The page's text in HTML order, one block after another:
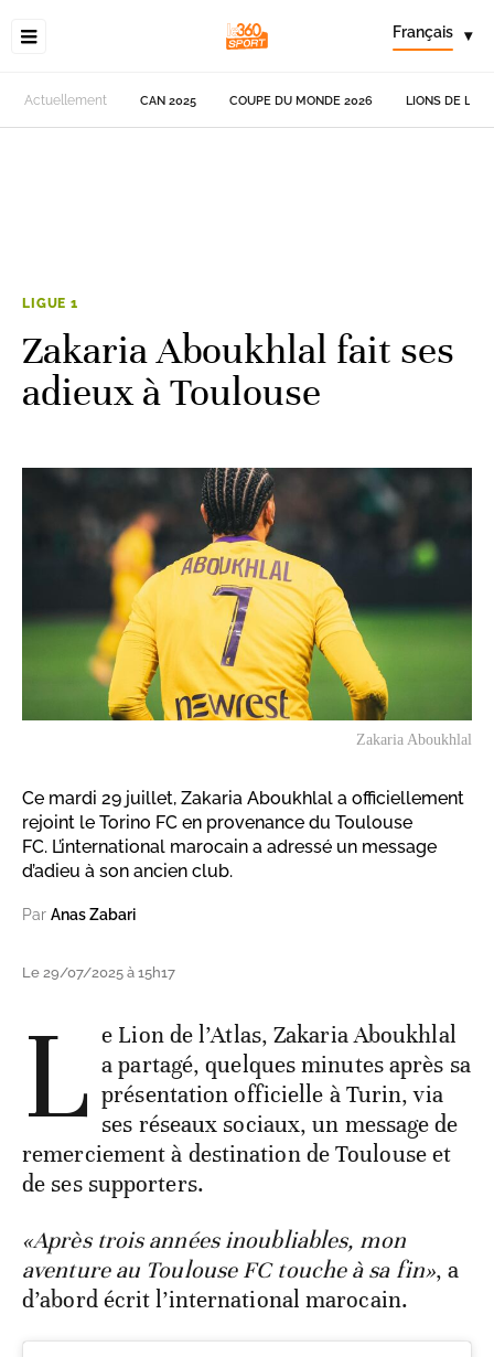
Français ▾
Actuellement CAN 2025 COUPE DU MONDE 2026 LIONS DE
LIGUE 1
Zakaria Aboukhlal fait ses
adieux à Toulouse
Zakaria Aboukhlal
Ce mardi 29 juillet, Zakaria Aboukhlal a officiellement
rejoint le Torino FC en provenance du Toulouse
FC. L’international marocain a adressé un message
d’adieu à son ancien club.
Par Anas Zabari
Le 29/07/2025 à 15h17
L e Lion de l’Atlas, Zakaria Aboukhlal
a partagé, quelques minutes après sa
présentation officielle à Turin, via
ses réseaux sociaux, un message de
remerciement à destination de Toulouse et
de ses supporters.
«Après trois années inoubliables, mon
aventure au Toulouse FC touche à sa fin», a
d’abord écrit l’international marocain.